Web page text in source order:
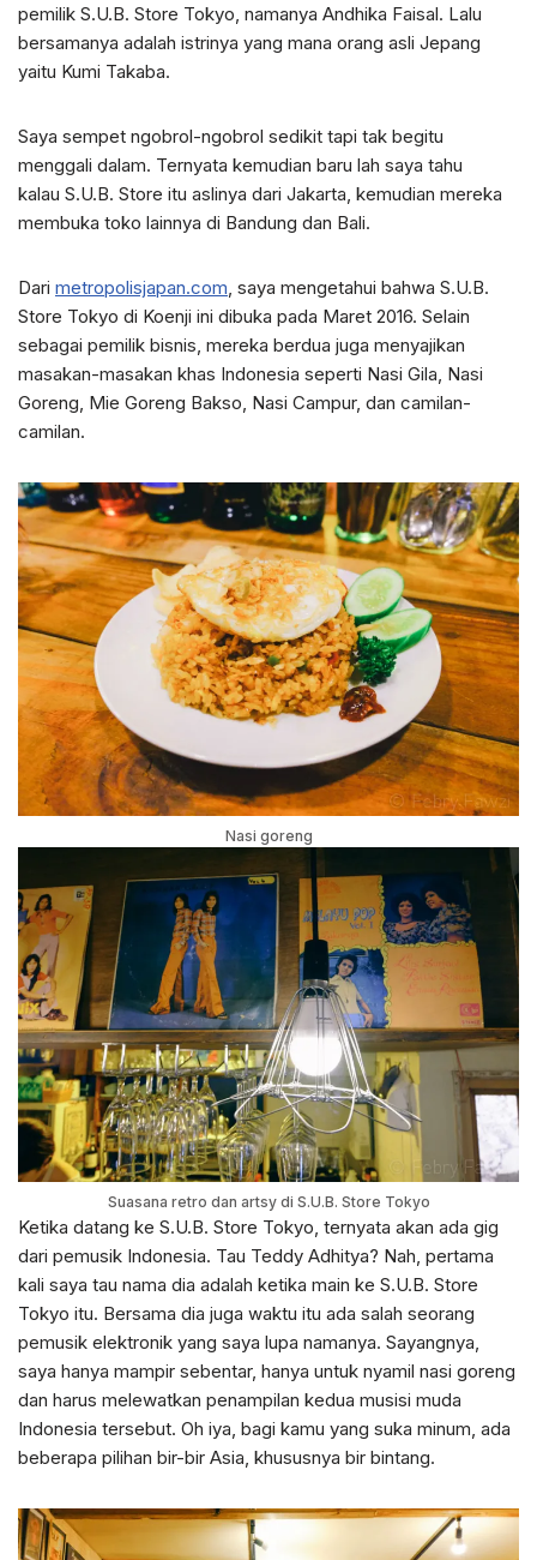
pemilik S.U.B. Store Tokyo, namanya Andhika Faisal. Lalu
bersamanya adalah istrinya yang mana orang asli Jepang
yaitu Kumi Takaba.
Saya sempet ngobrol-ngobrol sedikit tapi tak begitu
menggali dalam. Ternyata kemudian baru lah saya tahu
kalau S.U.B. Store itu aslinya dari Jakarta, kemudian mereka
membuka toko lainnya di Bandung dan Bali.
Dari metropolisjapan.com , saya mengetahui bahwa S.U.B.
Store Tokyo di Koenji ini dibuka pada Maret 2016. Selain
sebagai pemilik bisnis, mereka berdua juga menyajikan
masakan-masakan khas Indonesia seperti Nasi Gila, Nasi
Goreng, Mie Goreng Bakso, Nasi Campur, dan camilan-
camilan.
Nasi goreng
Suasana retro dan artsy di S.U.B. Store Tokyo
Ketika datang ke S.U.B. Store Tokyo, ternyata akan ada gig
dari pemusik Indonesia. Tau Teddy Adhitya? Nah, pertama
kali saya tau nama dia adalah ketika main ke S.U.B. Store
Tokyo itu. Bersama dia juga waktu itu ada salah seorang
pemusik elektronik yang saya lupa namanya. Sayangnya,
saya hanya mampir sebentar, hanya untuk nyamil nasi goreng
dan harus melewatkan penampilan kedua musisi muda
Indonesia tersebut. Oh iya, bagi kamu yang suka minum, ada
beberapa pilihan bir-bir Asia, khususnya bir bintang.